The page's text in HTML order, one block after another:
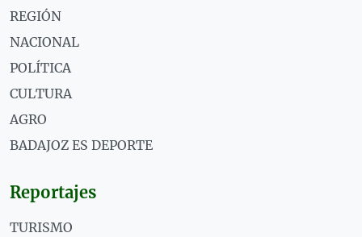
REGIÓN
NACIONAL
POLÍTICA
CULTURA
AGRO
BADAJOZ ES DEPORTE
Reportajes
TURISMO